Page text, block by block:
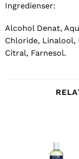
Ingredienser:
Alcohol Denat,
Chloride,
Citral, Farnesol.